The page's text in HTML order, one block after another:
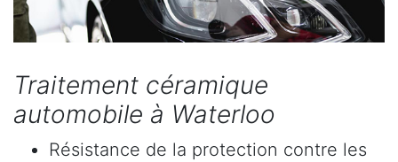
Traitement céramique
automobile à Waterloo
Résistance de la protection contre les